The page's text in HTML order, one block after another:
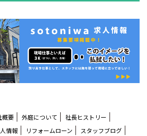
概要 外庭について
社長ヒストリー
情報 リフォームローン スタッフブログ